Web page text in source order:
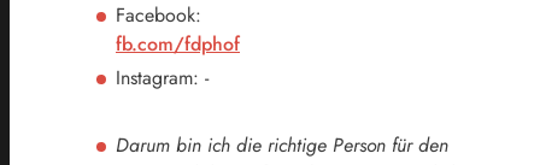
Facebook:
fb.com/fdphof
Instagram: -
Darum bin ich die richtige Person für den